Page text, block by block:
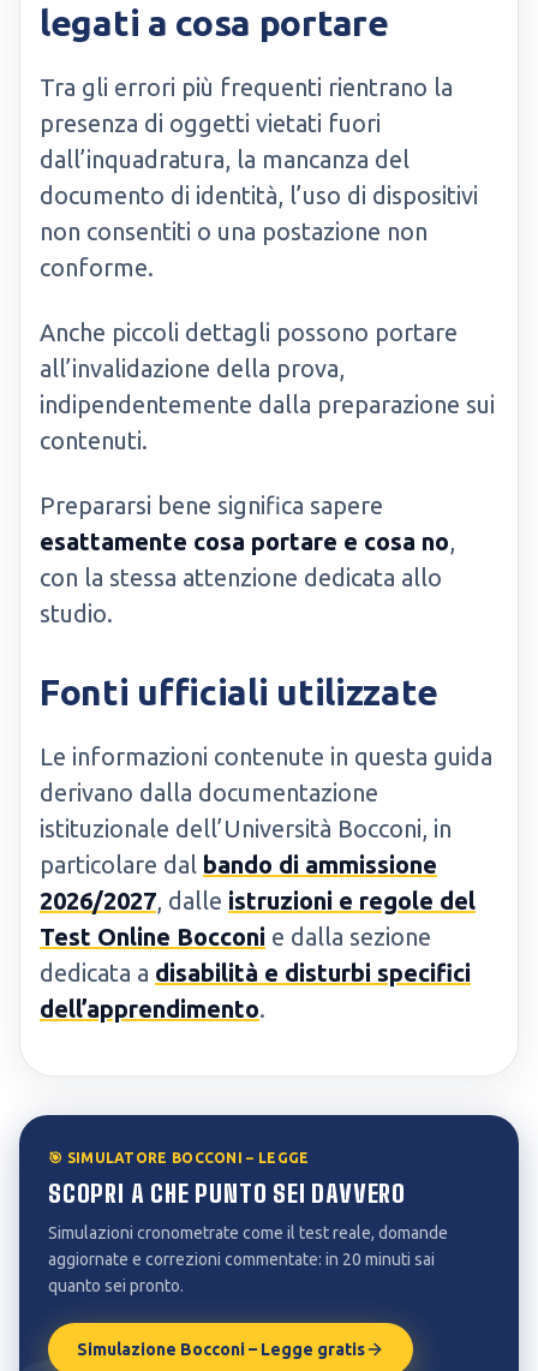
legati a cosa portare
Tra gli errori più frequenti rientrano la
presenza di oggetti vietati fuori
dall’inquadratura, la mancanza del
documento di identità, l’uso di dispositivi
non consentiti o una postazione non
conforme.
Anche piccoli dettagli possono portare
all’invalidazione della prova,
indipendentemente dalla preparazione sui
contenuti.
Prepararsi bene significa sapere
esattamente cosa portare e cosa no,
con la stessa attenzione dedicata allo
studio.
Fonti ufficiali utilizzate
Le informazioni contenute in questa guida
derivano dalla documentazione
istituzionale dell’Università Bocconi, in
particolare dal bando di ammissione
2026/2027, dalle istruzioni e regole del
Test Online Bocconi e dalla sezione
dedicata a disabilità e disturbi specifici
dell’apprendimento.
🎯 SIMULATORE BOCCONI – LEGGE
SCOPRI A CHE PUNTO SEI DAVVERO
Simulazioni cronometrate come il test reale, domande
aggiornate e correzioni commentate: in 20 minuti sai
quanto sei pronto.
Simulazione Bocconi – Legge gratis